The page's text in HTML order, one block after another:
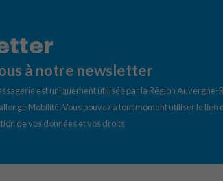
à notre newsletter
est uniquement utilisée par la Région
Mobilité. Vous pouvez à tout moment utiliser le
de vos données et vos droits